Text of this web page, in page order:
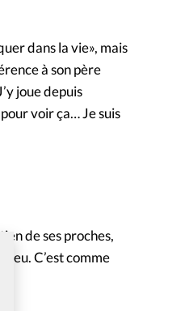
dans la vie», mais
à son père
joue depuis
voir ça… Je suis
de ses proches,
C’est comme